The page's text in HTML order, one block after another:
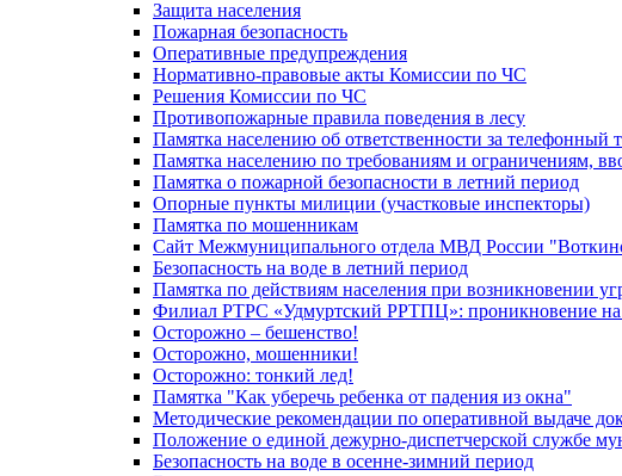
Защита населения
Пожарная безопасность
Оперативные предупреждения
Нормативно-правовые акты Комиссии по ЧС
Решения Комиссии по ЧС
Противопожарные правила поведения в лесу
Памятка населению об ответственности за телефонный
Памятка населению по требованиям и ограничениям,
Памятка о пожарной безопасности в летний период
Опорные пункты милиции (участковые инспекторы)
Памятка по мошенникам
Сайт Межмуниципального отдела МВД России
Безопасность на воде в летний период
Памятка по действиям населения при возникновении
Филиал РТРС «Удмуртский РРТПЦ»: проникновение на
Осторожно – бешенство!
Осторожно, мошенники!
Осторожно: тонкий лед!
Памятка "Как уберечь ребенка от падения из окна"
Методические рекомендации по оперативной выдаче
Положение о единой дежурно-диспетчерской службе
Безопасность на воде в осенне-зимний период